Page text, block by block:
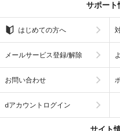
サポート
はじめての方へ
メールサービス登録/解除
お問い合わせ
dアカウントログイン
サイト